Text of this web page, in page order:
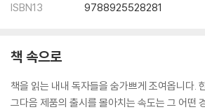
ISBN13
9788925528281
책 속으로
책을 읽는 내내 독자들을 숨가쁘게 조여옵니다.
그다음 제품의 출시를 몰아치는 속도는 그 어떤